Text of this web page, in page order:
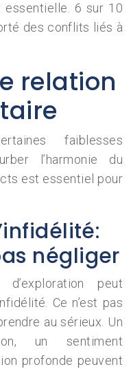
essentielle. 6 sur 10
des conflits liés à
relation
faiblesses
l’harmonie du
est essentiel pour
négliger
peut
Ce n’est pas
au sérieux. Un
un sentiment
profonde peuvent